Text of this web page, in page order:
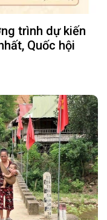
trình dự kiến
Quốc hội